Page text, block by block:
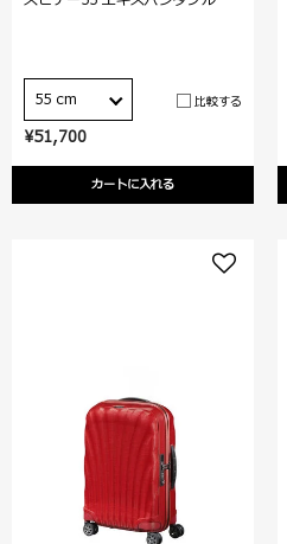
¥51,700
カートに入れる
55 cm 比較する